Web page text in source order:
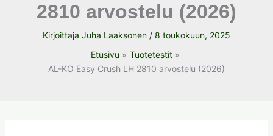
2810 arvostelu (2026)
Kirjoittaja Juha Laaksonen / 8 toukokuun, 2025
Etusivu
Tuotetestit
AL-KO Easy Crush LH 2810 arvostelu (2026)